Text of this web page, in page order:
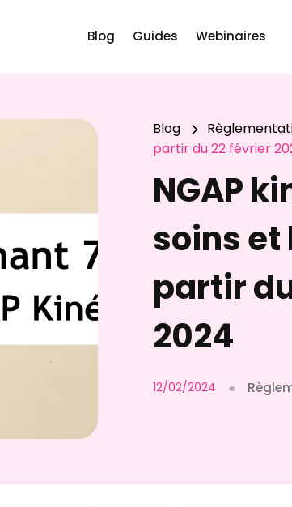
Blog Guides Webinaires
Blog 5
partir du 22 février
NGAP
soins et
partir
2024
12/02/2024 ●